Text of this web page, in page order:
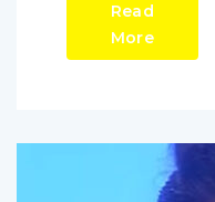
Read
More